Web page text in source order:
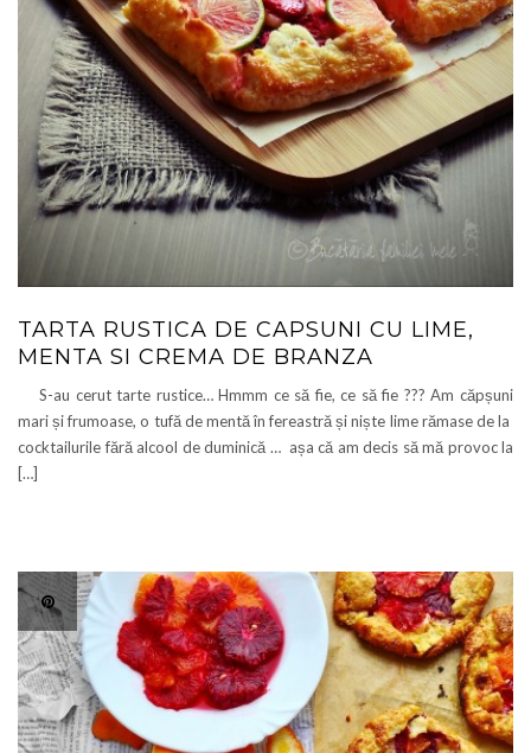
TARTA RUSTICA DE CAPSUNI CU LIME,
MENTA SI CREMA DE BRANZA
S-au cerut tarte rustice… Hmmm ce să fie, ce să fie ??? Am căpșuni
mari și frumoase, o tufă de mentă în fereastră și niște lime rămase de la
cocktailurile fără alcool de duminică … așa că am decis să mă provoc la
[…]